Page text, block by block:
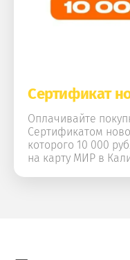
Сертификат
Оплачивайте
Сертификатом
которого 10 000
на карту МИР в